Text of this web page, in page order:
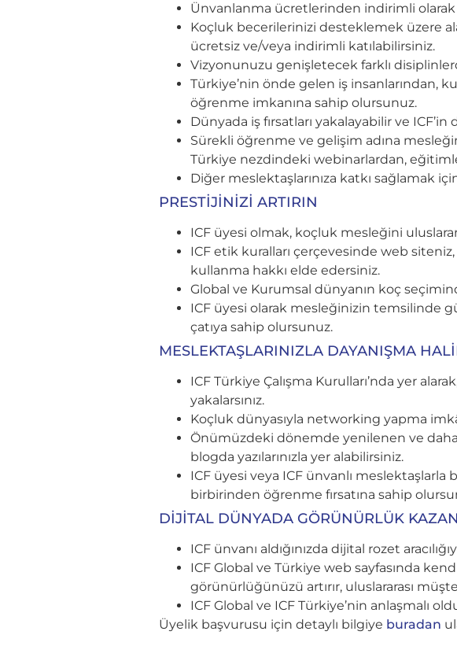
Ünvanlanma ücretlerinden indirimli olarak
Koçluk becerilerinizi desteklemek üzere
ücretsiz ve/veya indirimli katılabilirsiniz.
Vizyonunuzu genişletecek farklı
Türkiye’nin önde gelen iş insanlarından,
öğrenme imkanına sahip olursunuz.
Dünyada iş fırsatları yakalayabilir ve
Sürekli öğrenme ve gelişim adına
Türkiye nezdindeki webinarlardan,
Diğer meslektaşlarınıza katkı sağlamak
PRESTİJİNİZİ ARTIRIN
ICF üyesi olmak, koçluk mesleğini
ICF etik kuralları çerçevesinde web
kullanma hakkı elde edersiniz.
Global ve Kurumsal dünyanın koç
ICF üyesi olarak mesleğinizin temsilinde
çatıya sahip olursunuz.
MESLEKTAŞLARINIZLA DAYANIŞMA
ICF Türkiye Çalışma Kurulları’nda yer
yakalarsınız.
Koçluk dünyasıyla networking yapma
Önümüzdeki dönemde yenilenen ve
blogda yazılarınızla yer alabilirsiniz.
ICF üyesi veya ICF ünvanlı
birbirinden öğrenme fırsatına sahip
DİJİTAL DÜNYADA GÖRÜNÜRLÜK
ICF ünvanı aldığınızda dijital rozet
ICF Global ve Türkiye web sayfasında
görünürlüğünüzü artırır, uluslararası
ICF Global ve ICF Türkiye’nin anlaşmalı
Üyelik başvurusu için detaylı bilgiye buradan